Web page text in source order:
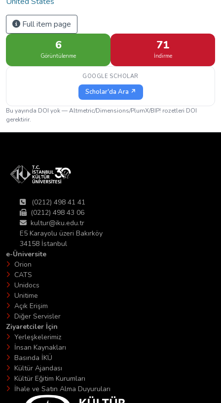
Full item page
6
Görüntülenme
71
İndirme
GOOGLE SCHOLAR
Scholar'da Ara ↗
Bu yayında DOI yok — Altmetric/Dimensions/PlumX/BIP! rozetleri DOI
gerektirir.
(0212) 498 41 41
(0212) 498 43 06
kultur@iku.edu.tr
E5 Karayolu üzeri Bakırköy
34158 İstanbul
e-Üniversite
Orion
CATS
Unidocs
Unitime
Açık Erişim
Diğer Servisler
Ziyaretciler İçin
Yerleşkelerimiz
İnsan Kaynakları
Basında İKÜ
Kültür Ajandası
Kültür Eğitim Kurumları
İhale ve Satın Alma Duyuruları